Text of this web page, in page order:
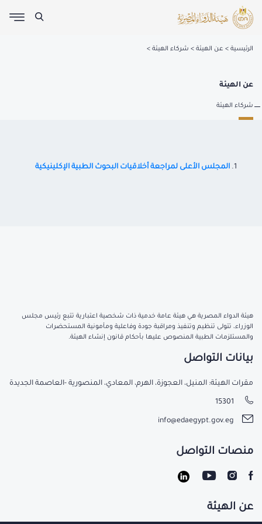
الرئيسية عن الهيئة شركاء الهيئة
عن الهيئة
شركاء الهيئة
المجلس الأعلى لمراجعة أخلاقيات البحوث الطبية الإكلينيكية
هيئة الدواء المصرية هي هيئة عامة خدمية ذات شخصية اعتبارية تتبع رئيس مجلس
الوزراء، تتولى تنظيم وتنفيذ ومراقبة جودة وفاعلية ومأمونية المستحضرات
والمستلزمات الطبية المنصوص عليها بأحكام قانون إنشاء الهيئة.
عن الهيئة
بيانات التواصل
مقرات الهيئة: المنيل، العجوزة، الهرم، المعادي، المنصورية -العاصمة الجديدة
15301
info@edaegypt.gov.eg
منصات التواصل